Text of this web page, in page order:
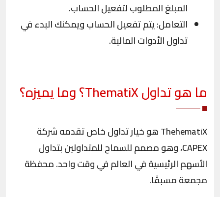
المبلغ المطلوب لتفعيل الحساب.
التعامل: يتم تفعيل الحساب ويمكنك البدء في
تداول الأدوات المالية.
ما هو تداولThematiX؟ وما يميزه؟
ThehematiX هو خيار تداول خاص تقدمه شركة
CAPEX، وهو مصمم للسماح للمتداولين بتداول
الأسهم الرئيسية في العالم في وقت واحد. محفظة
مجمعة مسبقًا.